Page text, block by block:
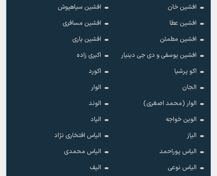
افشین خان
افشین سیاهپوش
افشین عطا
افشین مسافری
افشین مطمئن
افشین یاری
افشین یوسفی و دی جی دینیار
اکبری زاده
اکو پرشیا
اکورد
الجان
الوار
الوار (محمد اصغری)
الوند
الوین خواجه
الیاد
الیاز
الیاس افتخاری نژاد
الیاس پوراحمد
الیاس محمدی
الیاس نوعی
الیف